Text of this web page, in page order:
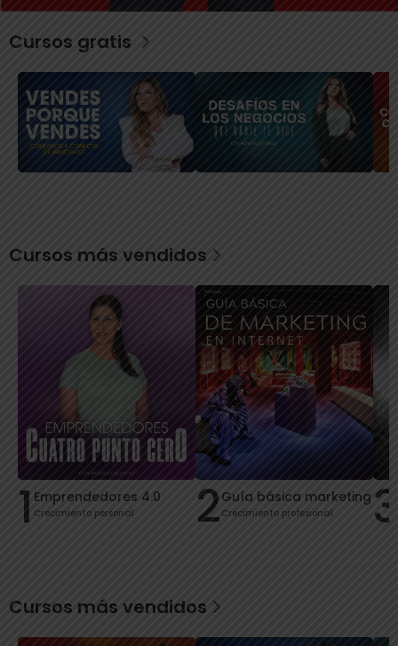
Cursos gratis
Cursos más vendidos
1 Emprendedores 4.0
Crecimiento personal 2Guía básica marketing
Crecimiento profesional 3
Cursos más vendidos